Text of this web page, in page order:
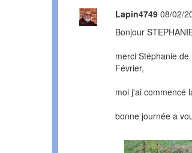
Lapin4749 08/02/
Bonjour
merci Stéphanie
Février,
moi j'ai commencé
bonne journée a